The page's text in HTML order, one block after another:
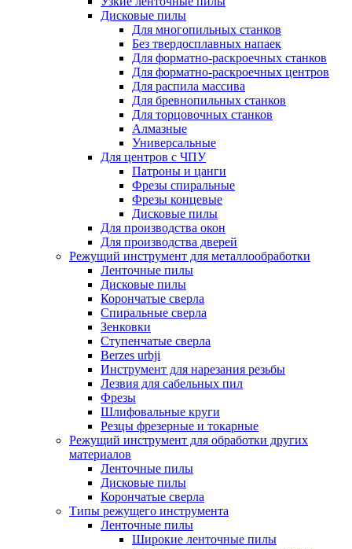
Дисковые пилы
Для многопильных станков
Без твердосплавных напаек
Для форматно-раскроечных станков
Для форматно-раскроечных центров
Для распила массива
Для бревнопильных станков
Для торцовочных станков
Алмазные
Универсальные
Для центров с ЧПУ
Патроны и цанги
Фрезы спиральные
Фрезы концевые
Дисковые пилы
Для производства окон
Для производства дверей
Режущий инструмент для металлообработки
Ленточные пилы
Дисковые пилы
Корончатые сверла
Спиральные сверла
Зенковки
Ступенчатые сверла
Berzes urbji
Инструмент для нарезания резьбы
Лезвия для сабельных пил
Фрезы
Шлифовальные круги
Резцы фрезерные и токарные
Режущий инструмент для обработки других
материалов
Ленточные пилы
Дисковые пилы
Корончатые сверла
Типы режущего инструмента
Ленточные пилы
Широкие ленточные пилы